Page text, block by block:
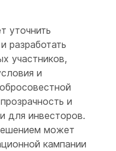
уточнить
разработать
участников,
и
и
для инвесторов.
может
кампании